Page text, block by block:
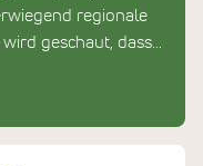
regionale
geschaut, dass
zertifiziert.